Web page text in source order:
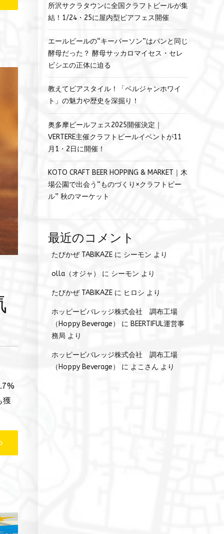
獲
所沢サクラタウンに全国クラフトビールが集
結！1/24・25に屋内型ビアフェス開催
エールビールの“キーパーソン”はパンと同じ
酵母だった？ 酵母サッカロマイセス・セレ
ビシエの正体に迫る
教えてビアスタイル！「ベルジャンホワイ
ト」の魅力や歴史を深掘り！
奥多摩ビールフェス2025開催決定｜
VERTERE主催クラフトビールイベントが11
月1・2日に開催！
KOTO CRAFT BEER HOPPING & MARKET｜木
場公園で出会う“ものづくり×クラフトビー
ル” 秋のマーケット
最近のコメント
たびかぜ TABIKAZE に シーモン より
olla（オジャ） に シーモン より
たびかぜ TABIKAZE に ヒロシ より
ホッピービバレッジ株式会社 調布工場
（Hoppy Beverage）
に BEERTIFUL運営事
務局 より
ホッピービバレッジ株式会社 調布工場
（Hoppy Beverage）
に よこさん より